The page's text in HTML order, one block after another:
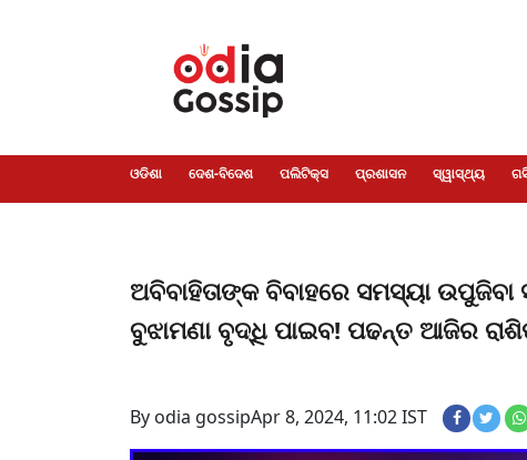
ଓଡିଶା ଦେଶ-ବିଦେଶ ପଲିଟିକ୍ସ ପ୍ରଶାସନ ସ୍ୱାସ୍ଥ୍ୟ
ଅବିବାହିତାଙ୍କ ବିବାହରେ ସମସ୍ୟା
ବୁଝାମଣା ବୃଦ୍ଧି ପାଇବ! ପଢନ୍ତ ଆଜିର
By odia gossipApr 8, 2024, 11:02 IST